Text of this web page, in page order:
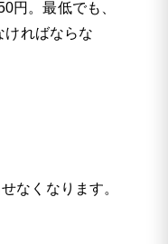
円。最低でも、
ければならな
なくなります。